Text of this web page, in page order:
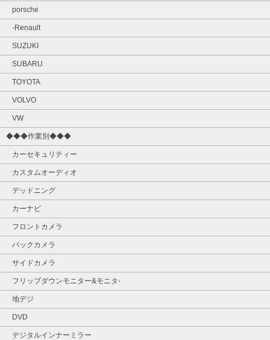
porsche
-Renault
SUZUKI
SUBARU
TOYOTA
VOLVO
VW
◆◆◆作業別◆◆◆
カーセキュリティー
カスタムオーディオ
デッドニング
カーナビ
フロントカメラ
バックカメラ
サイドカメラ
フリップダウンモニター&モニタ‐
地デジ
DVD
デジタルインナーミラー